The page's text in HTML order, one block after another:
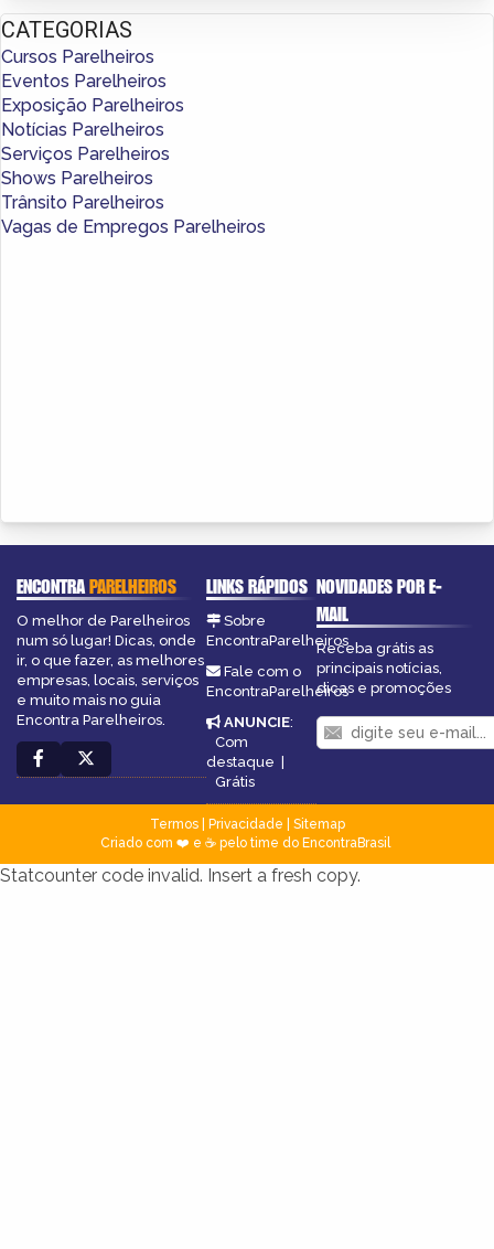
CATEGORIAS
Cursos Parelheiros
Eventos Parelheiros
Exposição Parelheiros
Notícias Parelheiros
Serviços Parelheiros
Shows Parelheiros
Trânsito Parelheiros
Vagas de Empregos Parelheiros
ENCONTRAPARELHEIROS
O melhor de Parelheiros
num só lugar! Dicas, onde
ir, o que fazer, as melhores
empresas, locais, serviços
e muito mais no guia
Encontra Parelheiros.
LINKS RÁPIDOS
Sobre
EncontraParelheiros
Fale com o
EncontraParelheiros
ANUNCIE:
Com
destaque
Grátis
NOVIDADES POR E-
MAIL
Receba grátis as
principais notícias,
dicas e promoções
Termos| Privacidade
Sitemap
Criado com ❤️ e ☕ pelo time do EncontraBrasil
Statcounter code invalid. Insert a fresh copy.